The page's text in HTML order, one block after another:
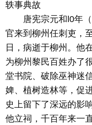
轶事典故
唐宪宗元和l0年（
官来到柳州任刺吏，
日，病逝于柳州。他
为柳州黎民百姓办了
堂书院、破除巫神迷
婢、植树造林等，促
史上留下了深远的影
他立祠，千百年来一